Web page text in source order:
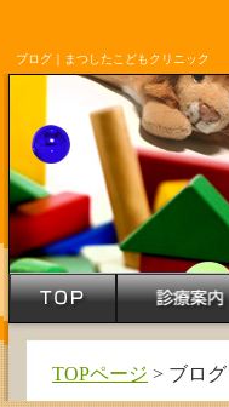
ブログ｜まつしたこどもクリニック
TOPページ > ブログ